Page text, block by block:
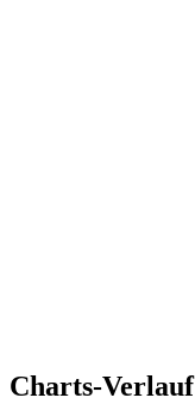
Charts-Verlauf